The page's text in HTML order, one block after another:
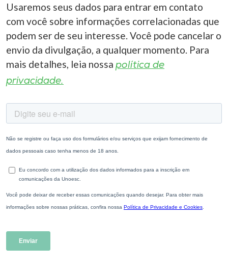
Usaremos seus dados para entrar em contato
com você sobre informações correlacionadas que
podem ser de seu interesse. Você pode cancelar o
envio da divulgação, a qualquer momento. Para
mais detalhes, leia nossa política de
privacidade.